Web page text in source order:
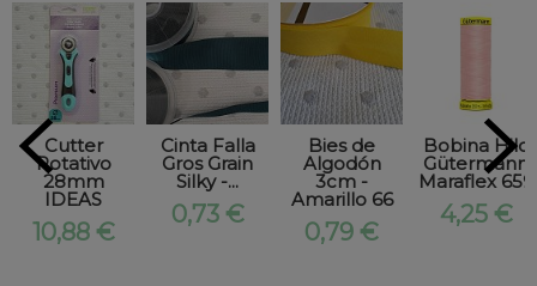
Cutter
Rotativo
28mm
IDEAS
10,88 €
Cinta Falla
Gros Grain
Silky -...
0,73 €
Bies de
Algodón
3cm -
Amarillo 66
0,79 €
Bobina Hilo
Gütermann
Maraflex 659
4,25 €